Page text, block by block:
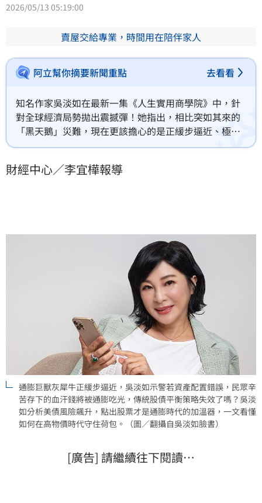
2026/05/13 05:19:00
賣屋交給專業，時間用在陪伴家人
阿立幫你摘要新聞重點 去看看
知名作家吳淡如在最新一集《人生實用商學院》中，針
對全球經濟局勢拋出震撼彈！她指出，相比突如其來的
「黑天鵝」災難，現在更該擔心的是正緩步逼近、極具
破壞力的「灰犀牛」&mdash;&mdash;也就是通貨膨
「越來越薄」，若不改變資產配置，辛苦存下的血汗錢
財經中心／李宜樺報導
通膨巨獸灰犀牛正緩步逼近，吳淡如示警若資產配置錯誤，民眾辛
苦存下的血汗錢將被通膨吃光，傳統股債平衡策略失效了嗎？吳淡
如分析美債風險飆升，點出股票才是通膨時代的加溫器，一文看懂
如何在高物價時代守住荷包。（圖／翻攝自吳淡如臉書）
[廣告] 請繼續往下閱讀…